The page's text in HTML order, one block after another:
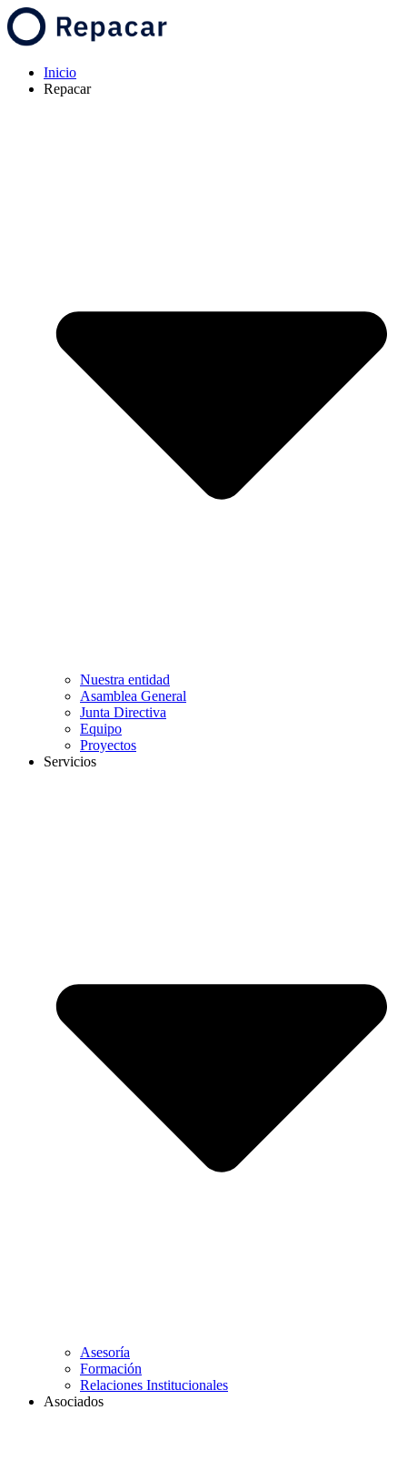
Inicio
Repacar
Nuestra entidad
Asamblea General
Junta Directiva
Equipo
Proyectos
Servicios
Asesoría
Formación
Relaciones Institucionales
Asociados